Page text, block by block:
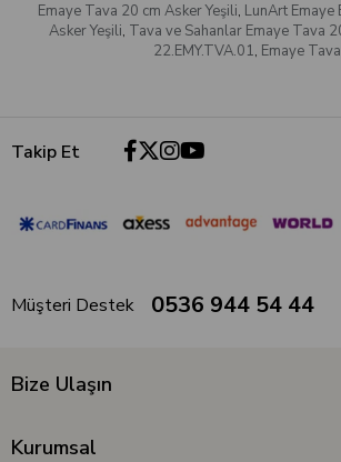
Emaye Tava 20 cm Asker Yeşili, LunArt Emaye
Asker Yeşili, Tava ve Sahanlar Emaye Tava
22.EMY.TVA.01, Emaye Tava
Takip Et
Müşteri Destek 0536 944 54 44
Bize Ulaşın
Kurumsal